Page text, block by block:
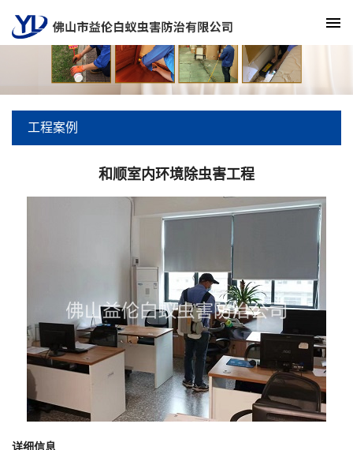
工程案例
和顺室内环境除虫害工程
详细信息